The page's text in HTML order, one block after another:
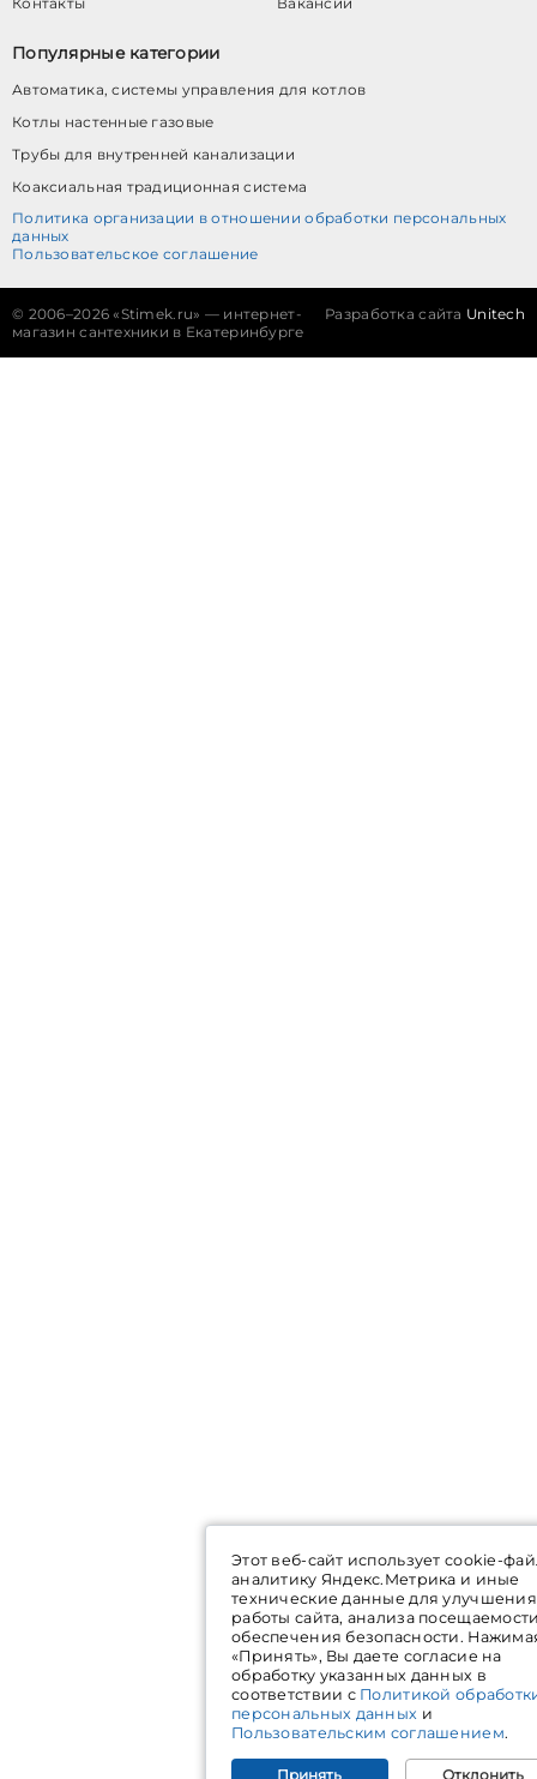
Популярные категории
Автоматика, системы управления для котлов
Котлы настенные газовые
Трубы для внутренней канализации
Коаксиальная традиционная система
Политика организации в отношении обработки персональных
данных
Пользовательское соглашение
© 2006–2026 «Stimek.ru» — интернет-
магазин сантехники в Екатеринбурге
Разработка сайта Unitech
Этот веб-сайт использует cookie-
аналитику Яндекс.Метрика и иные
технические данные для улучшения
работы сайта, анализа
обеспечения безопасности.
«Принять», Вы даете согласие на
обработку указанных данных в
соответствии с Политикой
персональных данных и
Пользовательским соглашением.
Принять Отклонить